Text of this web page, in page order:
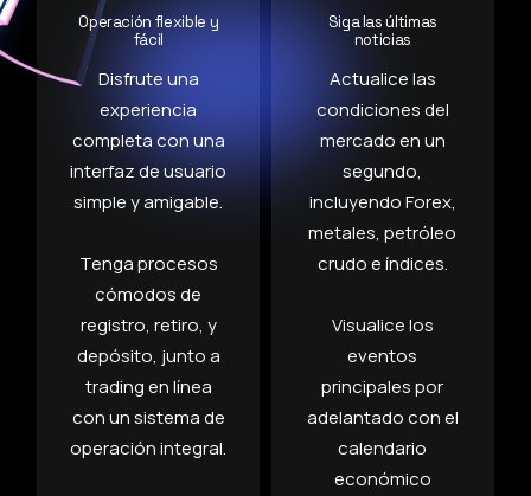
Operación flexible y
fácil
Disfrute una
experiencia
completa con una
interfaz de usuario
simple y amigable.
Tenga procesos
cómodos de
registro, retiro, y
depósito, junto a
trading en línea
con un sistema de
operación integral.
Siga las últimas
noticias
Actualice las
condiciones del
mercado en un
segundo,
incluyendo Forex,
metales, petróleo
crudo e índices.
Visualice los
eventos
principales por
adelantado con el
calendario
económico